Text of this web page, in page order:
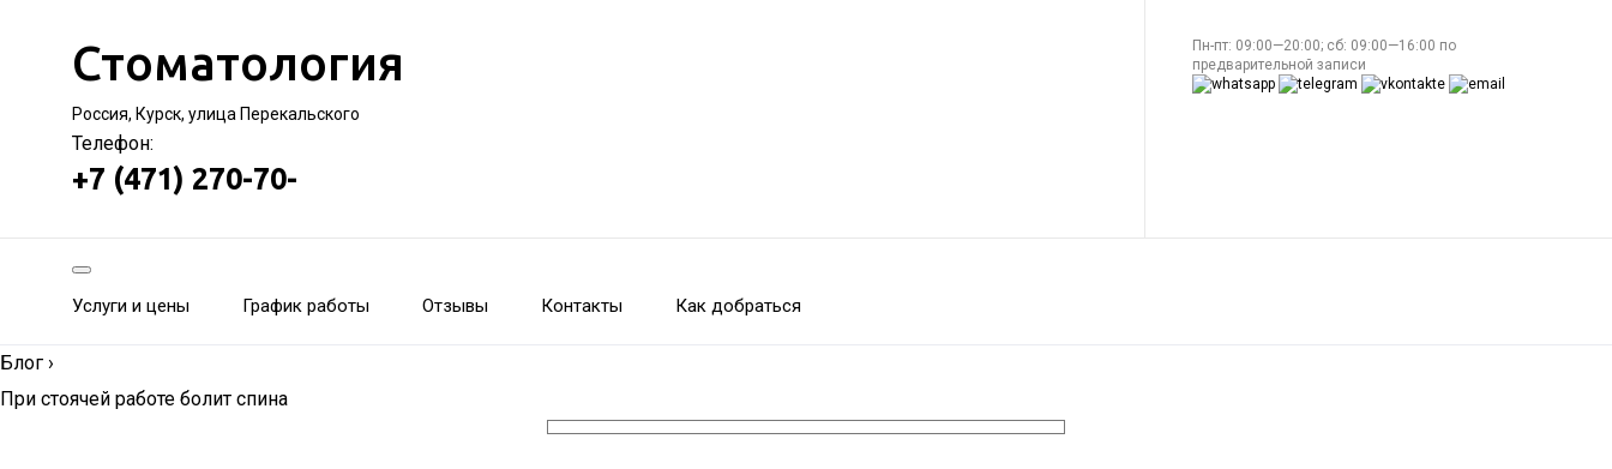
Стоматология
Россия, Курск, улица Перекальского
Телефон:
+7 (471) 270-70-
Пн-пт: 09:00—20:00; сб: 09:00—16:00 по
предварительной записи
Услуги и цены График работы Отзывы Контакты Как добраться
Блог ›
При стоячей работе болит спина